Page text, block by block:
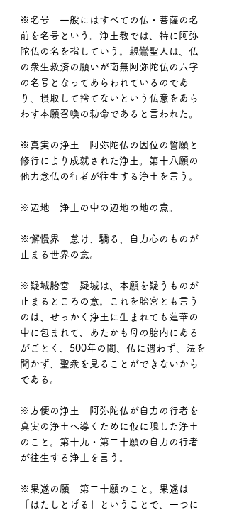
※名号　一般にはすべての仏・菩薩の名
前を名号という。浄土教では、特に阿弥
陀仏の名を指していう。親鸞聖人は、仏
の衆生救済の願いが南無阿弥陀仏の六字
の名号となってあらわれているのであ
り、摂取して捨てないという仏意をあら
わす本願召喚の勅命であると言われた。
※真実の浄土　阿弥陀仏の因位の誓願と
修行により成就された浄土。第十八願の
他力念仏の行者が往生する浄土を言う。
※辺地　浄土の中の辺地の地の意。
※懈慢界　怠け、驕る、自力心のものが
止まる世界の意。
※疑城胎宮　疑城は、本願を疑うものが
止まるところの意。これを胎宮とも言う
のは、せっかく浄土に生まれても蓮華の
中に包まれて、あたかも母の胎内にある
がごとく、500年の間、仏に遇わず、法を
聞かず、聖衆を見ることができないから
である。
※方便の浄土　阿弥陀仏が自力の行者を
真実の浄土へ導くために仮に現した浄土
のこと。第十九・第二十願の自力の行者
が往生する浄土を言う。
※果遂の願　第二十願のこと。果遂は
「はたしとげる」ということで、一つに